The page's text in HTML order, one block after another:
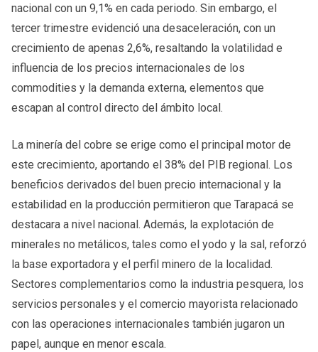
nacional con un 9,1% en cada periodo. Sin embargo, el
tercer trimestre evidenció una desaceleración, con un
crecimiento de apenas 2,6%, resaltando la volatilidad e
influencia de los precios internacionales de los
commodities y la demanda externa, elementos que
escapan al control directo del ámbito local.
La minería del cobre se erige como el principal motor de
este crecimiento, aportando el 38% del PIB regional. Los
beneficios derivados del buen precio internacional y la
estabilidad en la producción permitieron que Tarapacá se
destacara a nivel nacional. Además, la explotación de
minerales no metálicos, tales como el yodo y la sal, reforzó
la base exportadora y el perfil minero de la localidad.
Sectores complementarios como la industria pesquera, los
servicios personales y el comercio mayorista relacionado
con las operaciones internacionales también jugaron un
papel, aunque en menor escala.